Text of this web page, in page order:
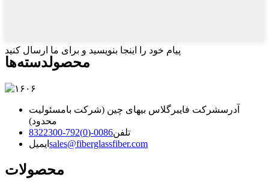
پیام خود را اینجا بنویسید و برای ما ارسال کنید
محصولدسته‌ها
آدرسشرکت فایبرگلاس بیهای چین (شرکت بامسئولیت
محدود)
تلفن0086-(0)792-8322300
ایمیل sales@fiberglassfiber.com
محصولات